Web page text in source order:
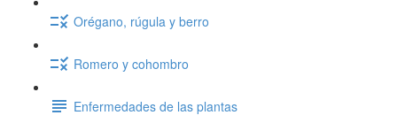
Orégano, rúgula y berro
Romero y cohombro
Enfermedades de las plantas